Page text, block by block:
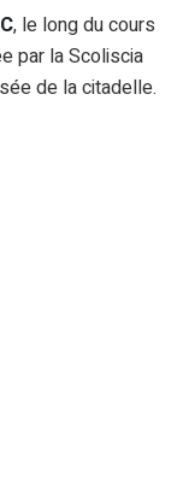
, le long du cours
par la Scoliscia
de la citadelle.